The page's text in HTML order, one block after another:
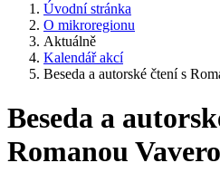
Úvodní stránka
O mikroregionu
Aktuálně
Kalendář akcí
Beseda a autorské čtení s
Beseda a
Romanou